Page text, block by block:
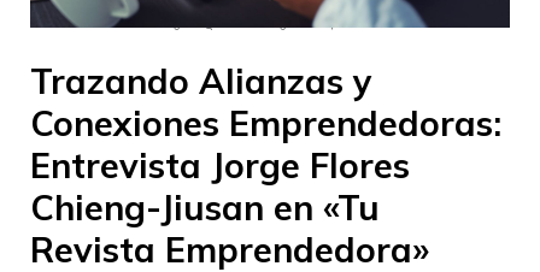
InnovaJob Chile – – 18:48
Trazando Alianzas y
Conexiones Emprendedoras:
Entrevista Jorge Flores
Chieng-Jiusan en «Tu
Revista Emprendedora»